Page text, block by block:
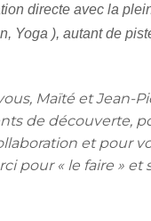
directe avec la
Yoga ), autant de
Maïté et Jean-
de découverte,
et pour
pour « le faire » et